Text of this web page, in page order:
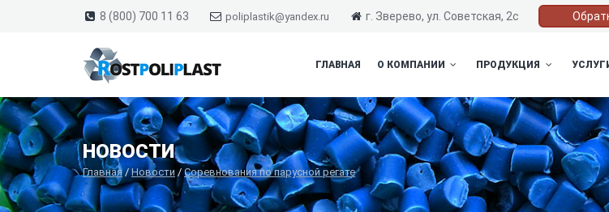
8 (800) 700 11 63 poliplastik@yandex.ru г. Зверево, ул. Советская, 2с
ГЛАВНАЯ О КОМПАНИИ ПРОДУКЦИЯ
НОВОСТИ
Главная/Новости / Соревнования по парусной регате